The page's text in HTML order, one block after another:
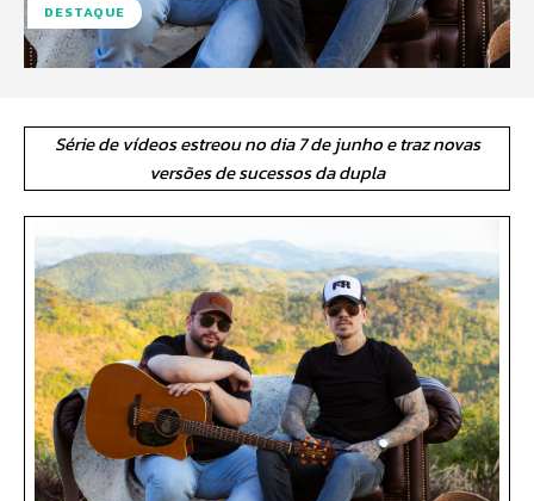
DESTAQUE
Série de vídeos estreou no dia 7 de junho e traz novas
versões de sucessos da dupla